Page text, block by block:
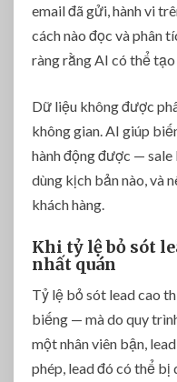
email đã gửi, hành vi
cách nào đọc và phân
ràng rằng AI có thể
Dữ liệu không được
không gian. AI giúp
hành động được —
dùng kịch bản nào, và
khách hàng.
Khi tỷ lệ bỏ sót
nhất quán
Tỷ lệ bỏ sót lead cao
biếng — mà do quy
một nhân viên bận,
phép, lead đó có thể bị